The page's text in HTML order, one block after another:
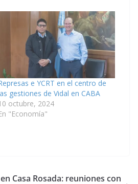
e YCRT en el centro de
gestiones de Vidal en CABA
octubre, 2024
"Economía"
Casa Rosada: reuniones con